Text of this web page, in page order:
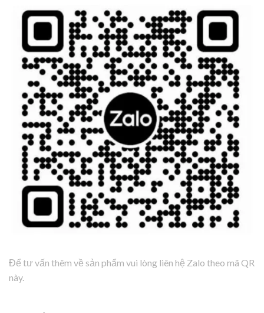
Để tư vấn thêm về sản phẩm vui lòng liên hệ Zalo theo mã QR
này.